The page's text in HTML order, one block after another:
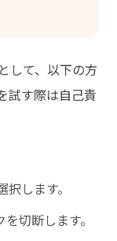
して、以下の方
試す際は自己責
します。
切断します。